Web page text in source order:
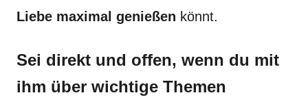
Liebe maximal genießen könnt.
Sei direkt und offen, wenn du mit
ihm über wichtige Themen